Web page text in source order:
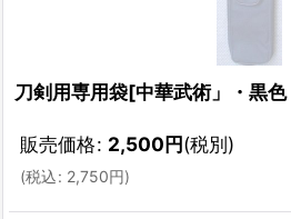
刀剣用専用袋[中華武術」・黒色
販売価格: 2,500円(税別)
(税込: 2,750円)